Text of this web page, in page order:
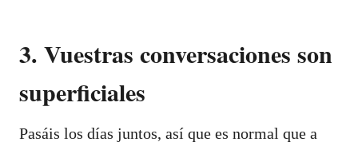
3. Vuestras conversaciones son
superficiales
Pasáis los días juntos, así que es normal que a